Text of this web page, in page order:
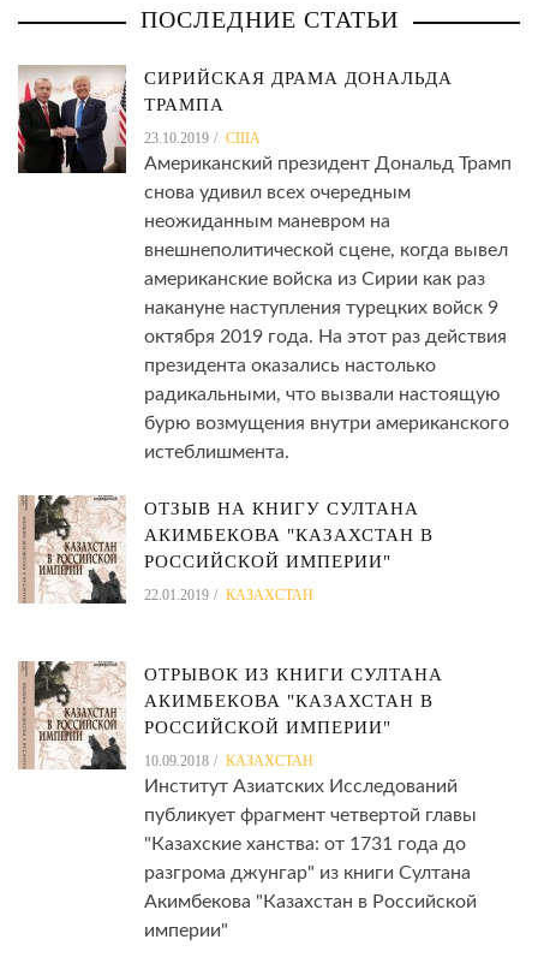
ПОСЛЕДНИЕ СТАТЬИ
СИРИЙСКАЯ ДРАМА ДОНАЛЬДА
ТРАМПА
23.10.2019 США
Американский президент Дональд Трамп
снова удивил всех очередным
неожиданным маневром на
внешнеполитической сцене, когда вывел
американские войска из Сирии как раз
накануне наступления турецких войск 9
октября 2019 года. На этот раз действия
президента оказались настолько
радикальными, что вызвали настоящую
бурю возмущения внутри американского
истеблишмента.
ОТЗЫВ НА КНИГУ СУЛТАНА
АКИМБЕКОВА "КАЗАХСТАН В
РОССИЙСКОЙ ИМПЕРИИ"
22.01.2019 КАЗАХСТАН
ОТРЫВОК ИЗ КНИГИ СУЛТАНА
АКИМБЕКОВА "КАЗАХСТАН В
РОССИЙСКОЙ ИМПЕРИИ"
10.09.2018 КАЗАХСТАН
Институт Азиатских Исследований
публикует фрагмент четвертой главы
"Казахские ханства: от 1731 года до
разгрома джунгар" из книги Султана
Акимбекова "Казахстан в Российской
империи"